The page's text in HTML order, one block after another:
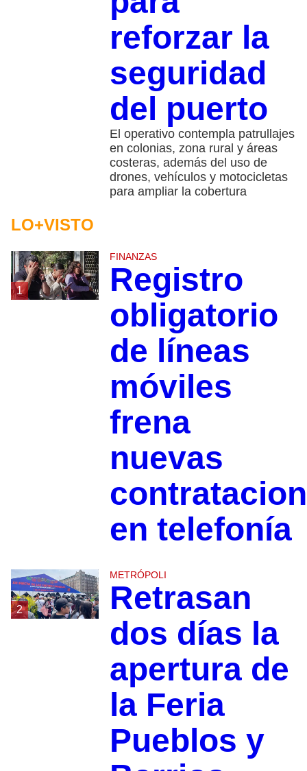
reforzar la
seguridad
del puerto
El operativo contempla patrullajes
en colonias, zona rural y áreas
costeras, además del uso de
drones, vehículos y motocicletas
para ampliar la cobertura
LO+VISTO
1
FINANZAS
Registro
obligatorio
de líneas
móviles
frena
nuevas
en telefonía
2
METRÓPOLI
Retrasan
dos días la
apertura de
la Feria
Pueblos y